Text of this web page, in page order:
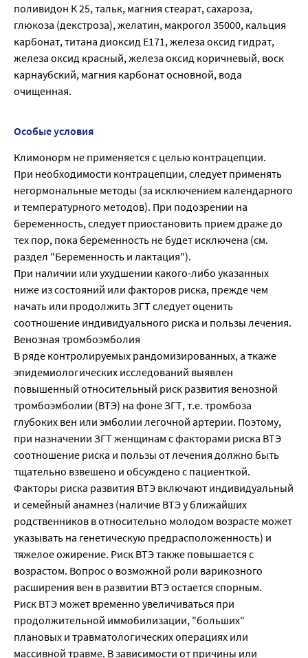
поливидон К 25, тальк, магния стеарат, сахароза,
глюкоза (декстроза), желатин, макрогол 35000, кальция
карбонат, титана диоксид Е171, железа оксид гидрат,
железа оксид красный, железа оксид коричневый, воск
карнаубский, магния карбонат основной, вода
очищенная.
Особые условия
Климонорм не применяется с целью контрацепции.
При необходимости контрацепции, следует применять
негормональные методы (за исключением календарного
и температурного методов). При подозрении на
беременность, следует приостановить прием драже до
тех пор, пока беременность не будет исключена (см.
раздел "Беременность и лактация").
При наличии или ухудшении какого-либо указанных
ниже из состояний или факторов риска, прежде чем
начать или продолжить ЗГТ следует оценить
соотношение индивидуального риска и пользы лечения.
Венозная тромбоэмболия
В ряде контролируемых рандомизированных, а ткаже
эпидемиологических исследований выявлен
повышенный относительный риск развития венозной
тромбоэмболии (ВТЭ) на фоне ЗГТ, т.е. тромбоза
глубоких вен или эмболии легочной артерии. Поэтому,
при назначении ЗГТ женщинам с факторами риска ВТЭ
соотношение риска и пользы от лечения должно быть
тщательно взвешено и обсуждено с пациенткой.
Факторы риска развития ВТЭ включают индивидуальный
и семейный анамнез (наличие ВТЭ у ближайших
родственников в относительно молодом возрасте может
указывать на генетическую предрасположенность) и
тяжелое ожирение. Риск ВТЭ также повышается с
возрастом. Вопрос о возможной роли варикозного
расширения вен в развитии ВТЭ остается спорным.
Риск ВТЭ может временно увеличиваться при
продолжительной иммобилизации, "больших"
плановых и травматологических операциях или
массивной травме. В зависимости от причины или